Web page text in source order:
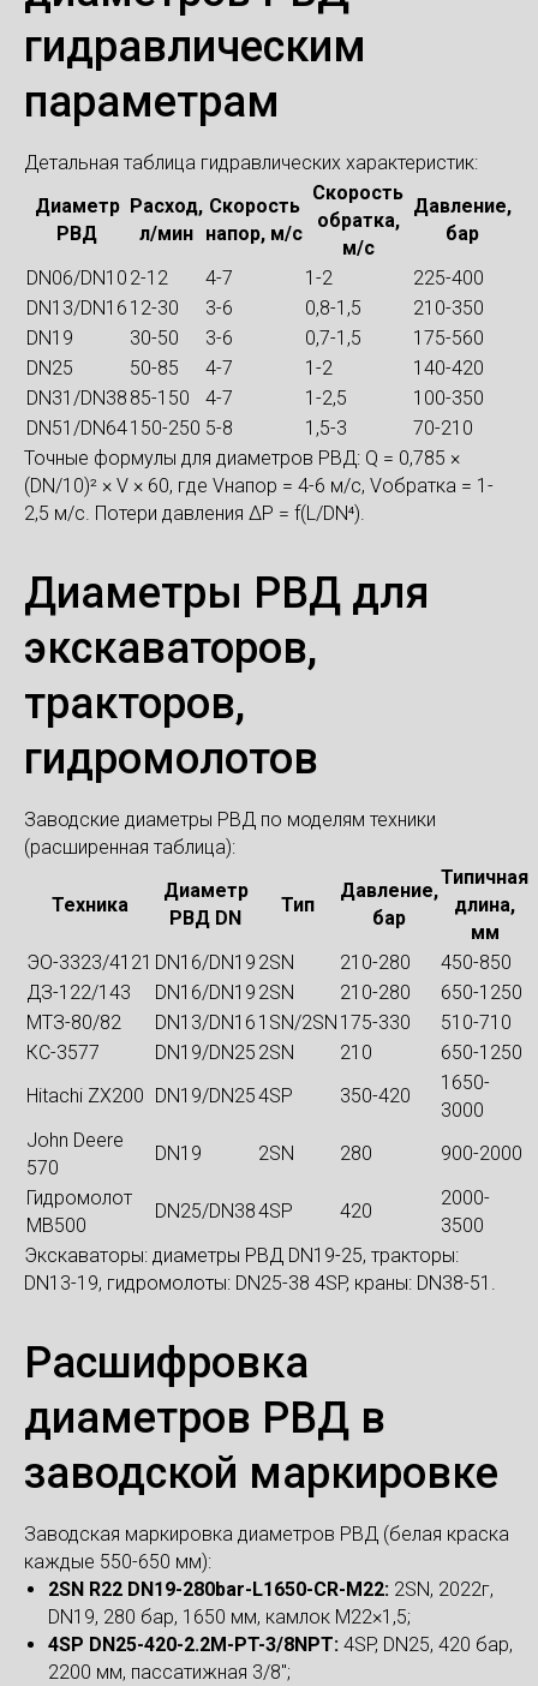
гидравлическим
параметрам
Детальная таблица гидравлических характеристик:
Диаметр
РВД
Расход,
л/мин
Скорость
напор, м/с
Скорость
обратка,
м/с
Давление,
бар
DN06/DN10 2-12 4-7 1-2
225-400
DN13/DN16 12-30 3-6 0,8-1,5
210-350
DN19
30-50 3-6 0,7-1,5
175-560
DN25
50-85 4-7 1-2
140-420
DN31/DN38 85-150 4-7 1-2,5
100-350
DN51/DN64150-250 5-8 1,5-3
70-210
Точные формулы для диаметров РВД: Q = 0,785 ×
(DN/10)² × V × 60, где Vнапор = 4-6 м/с, Vобратка = 1-
2,5 м/с. Потери давления ΔP = f(L/DN⁴).
Диаметры РВД для
экскаваторов,
тракторов,
гидромолотов
Заводские диаметры РВД по моделям техники
(расширенная таблица):
Техника
Диаметр
РВД DN
Тип
Давление,
бар
Типичная
длина,
мм
ЭО-3323/4121 DN16/DN19 2SN 210-280
450-850
ДЗ-122/143
DN16/DN19 2SN 210-280
650-1250
МТЗ-80/82
DN13/DN16 1SN/2SN 175-330
510-710
КС-3577
DN19/DN25 2SN 210
650-1250
Hitachi ZX200
DN19/DN254SP 350-420
1650-
3000
John Deere
570
DN19 2SN 280
900-2000
Гидромолот
MB500
DN25/DN384SP 420
2000-
3500
Экскаваторы: диаметры РВД DN19-25, тракторы:
DN13-19, гидромолоты: DN25-38 4SP, краны: DN38-51.
Расшифровка
диаметров РВД в
заводской маркировке
Заводская маркировка диаметров РВД (белая краска
каждые 550-650 мм):
2SN R22 DN19-280bar-L1650-CR-M22: 2SN, 2022г,
DN19, 280 бар, 1650 мм, камлок M22×1,5;
4SP DN25-420-2.2M-PT-3/8NPT: 4SP, DN25, 420 бар,
2200 мм, пассатижная 3/8";